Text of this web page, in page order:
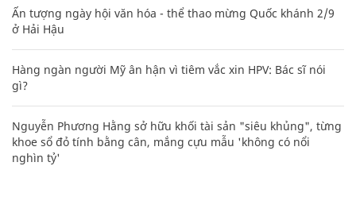
Ấn tượng ngày hội văn hóa - thể thao mừng Quốc khánh 2/9
ở Hải Hậu
Hàng ngàn người Mỹ ân hận vì tiêm vắc xin HPV: Bác sĩ nói
gì?
Nguyễn Phương Hằng sở hữu khối tài sản "siêu khủng", từng
khoe sổ đỏ tính bằng cân, mắng cựu mẫu 'không có nổi
nghìn tỷ'